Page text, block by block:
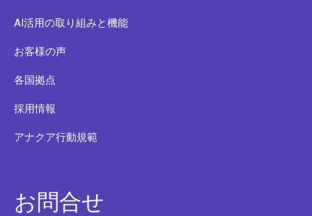
AI活用の取り組みと機能
お客様の声
各国拠点
採用情報
アナクア行動規範
お問合せ